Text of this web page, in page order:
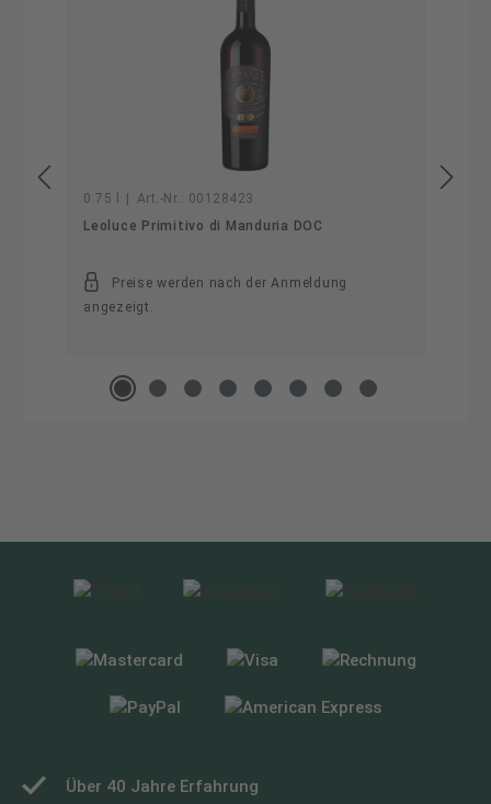
0.75 l Art.-Nr.: 00128423
Leoluce Primitivo di Manduria DOC
Preise werden nach der Anmeldung
angezeigt.
Über 40 Jahre Erfahrung